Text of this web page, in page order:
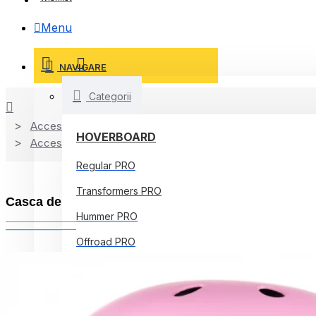
Menu
NAVIGARE
Categorii
HOVERBOARD
Regular PRO
Transformers PRO
Hummer PRO
Offroad PRO
Jetson Prism
Accesorii
Accesorii de siguranta
Casca de protectie Smart Balance Roz